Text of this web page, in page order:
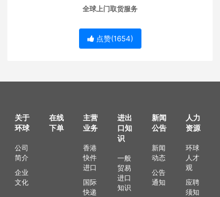
全球上门取货服务
点赞(1654)
关于
环球
公司
简介
企业
文化
在线
下单
主营
业务
香港
快件
进口
国际
快递
进出
口知
识
一般
贸易
进口
知识
新闻
公告
新闻
动态
公告
通知
人力
资源
环球
人才
观
应聘
须知